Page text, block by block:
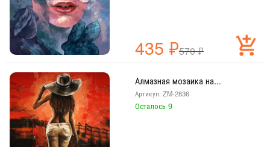
435 ₽570₽
Алмазная мозаика на...
Артикул: ZM-2836
Осталось 9